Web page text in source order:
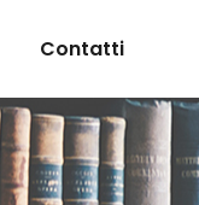
Contatti